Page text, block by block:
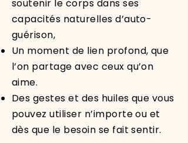
soutenir le corps dans ses
capacités naturelles d’auto-
guérison,
Un moment de lien profond, que
l’on partage avec ceux qu’on
aime.
Des gestes et des huiles que vous
pouvez utiliser n’importe ou et
dès que le besoin se fait sentir.